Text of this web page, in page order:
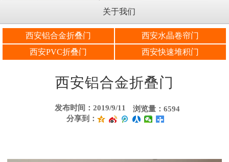
关于我们
西安铝合金折叠门
西安水晶卷帘门
西安PVC折叠门
西安快速堆积门
西安铝合金折叠门
发布时间：2019/9/11
浏览量：6594
分享到：